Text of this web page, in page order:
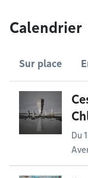
Calendrier
Sur place
Du